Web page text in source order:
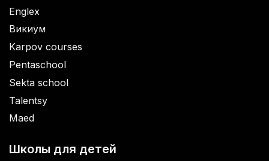
Englex
Викиум
Karpov courses
Pentaschool
Sekta school
Talentsy
Maed
Школы для детей